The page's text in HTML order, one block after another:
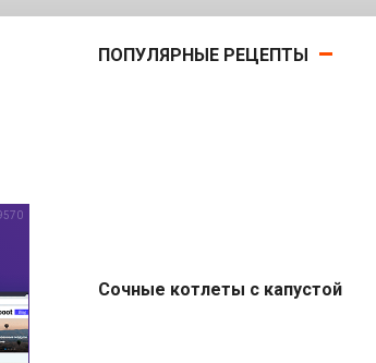
ПОПУЛЯРНЫЕ РЕЦЕПТЫ
Сочные котлеты с капустой